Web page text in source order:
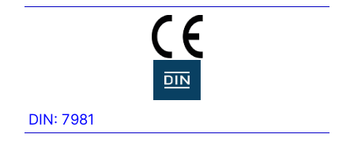
DIN: 7981